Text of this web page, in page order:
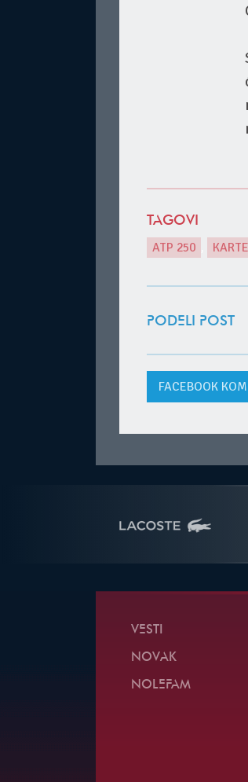
TAGOVI
ATP 250 KARTE
PODELI POST
FACEBOOK
VESTI
NOVAK
NOLEFAM